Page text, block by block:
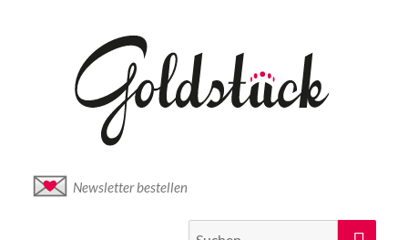
Newsletter bestellen